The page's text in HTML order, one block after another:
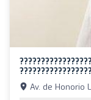
Av. de Honorio